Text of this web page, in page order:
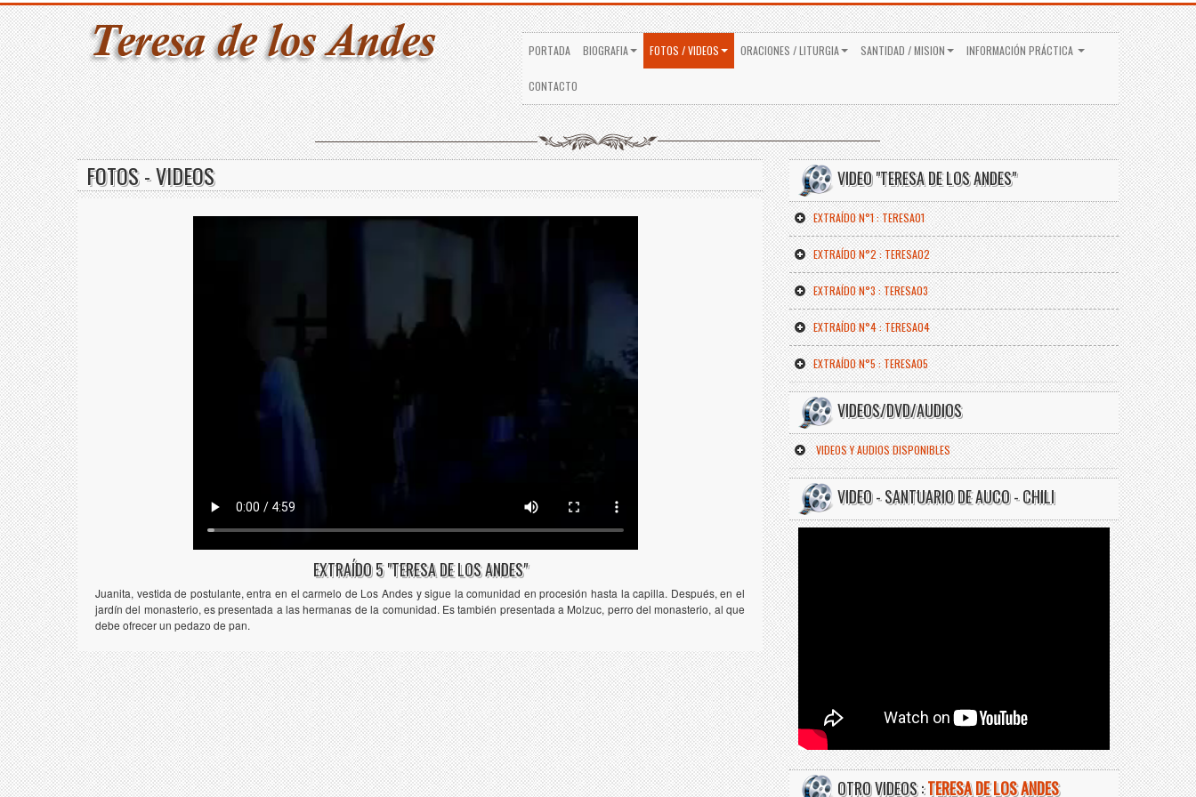
PORTADA BIOGRAFIA FOTOS / VIDEOS ORACIONES / LITURGIA SANTIDAD / MISION INFORMACIÓN PRÁCTICA
CONTACTO
FOTOS - VIDEOS
EXTRAÍDO 5 "TERESA DE LOS ANDES"
Juanita, vestida de postulante, entra en el carmelo de Los Andes y sigue la comunidad en procesión hasta la capilla. Después, en el
jardín del monasterio, es presentada a las hermanas de la comunidad. Es también presentada a Molzuc, perro del monasterio, al que
debe ofrecer un pedazo de pan.
VIDEO "TERESA DE LOS ANDES"
EXTRAÍDO N°1 : TERESA01
EXTRAÍDO N°2 : TERESA02
EXTRAÍDO N°3 : TERESA03
EXTRAÍDO N°4 : TERESA04
EXTRAÍDO N°5 : TERESA05
VIDEOS/DVD/AUDIOS
VIDEOS Y AUDIOS DISPONIBLES
VIDEO - SANTUARIO DE AUCO - CHILI
OTRO VIDEOS :TERESA DE LOS ANDES